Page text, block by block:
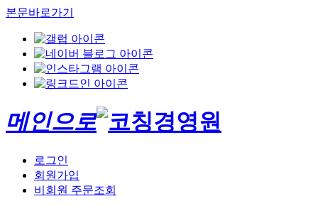
본문바로가기
메인으로
로그인
회원가입
비회원 주문조회